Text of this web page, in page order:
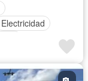
Electricidad